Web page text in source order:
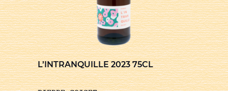
L’INTRANQUILLE 2023 75CL